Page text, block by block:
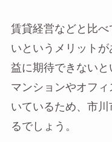
賃貸経営などと比
いというメリット
益に期待できないと
マンションやオフ
いているため、市
るでしょう。